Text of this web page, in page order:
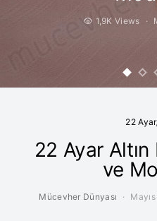
1,9K Views
22 Ayar
22 Ayar Altın
ve
Mücevher Dünyası